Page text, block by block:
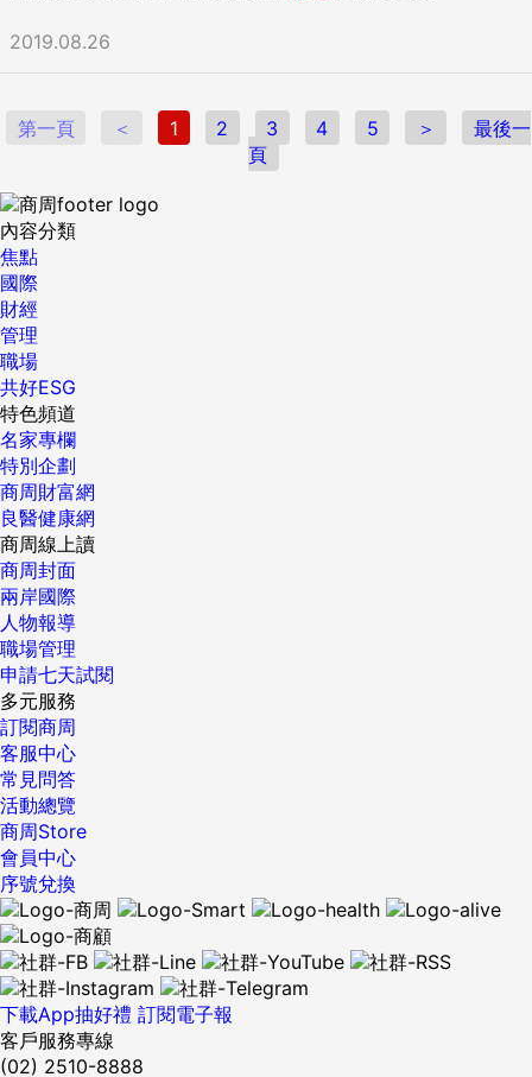
2019.08.26
第一頁 ＜ 1 2 3 4 5 ＞
最後一
頁
內容分類
焦點
國際
財經
管理
職場
共好ESG
特色頻道
名家專欄
特別企劃
商周財富網
良醫健康網
商周線上讀
商周封面
兩岸國際
人物報導
職場管理
申請七天試閱
多元服務
訂閱商周
客服中心
常見問答
活動總覽
商周Store
會員中心
序號兌換
下載App抽好禮 訂閱電子報
客戶服務專線
(02) 2510-8888